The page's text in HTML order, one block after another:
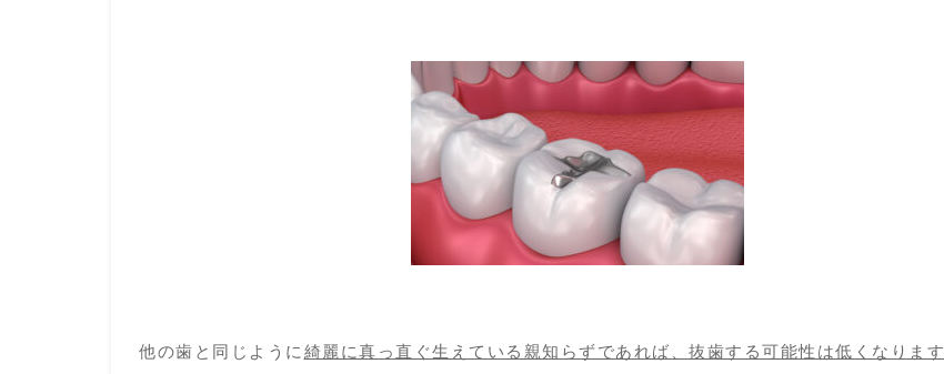
他の歯と同じように 綺麗に真っ直ぐ生えている親知らずであれば、抜歯する可能性は低くなります